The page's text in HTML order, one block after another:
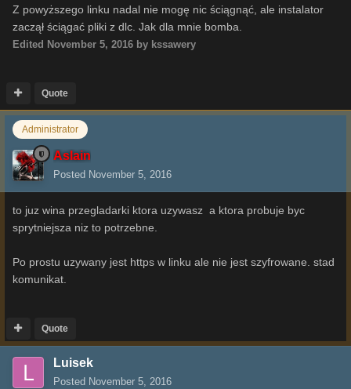
Z powyższego linku nadal nie mogę nic ściągnąć, ale instalator
zaczął ściągać pliki z dlc. Jak dla mnie bomba.
Edited November 5, 2016 by kssawery
Quote
Administrator
Aslain
Posted November 5, 2016
to juz wina przegladarki ktora uzywasz a ktora probuje byc
sprytniejsza niz to potrzebne.
Po prostu uzywany jest https w linku ale nie jest szyfrowane. stad
komunikat.
Quote
Luisek
Posted November 5, 2016